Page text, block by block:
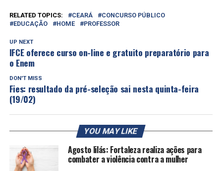
RELATED TOPICS: CEARÁ
CONCURSO PÚBLICO
EDUCAÇÃO
HOME PROFESSOR
UP NEXT
IFCE oferece curso on-line e gratuito preparatório para
o Enem
DON'T MISS
Fies: resultado da pré-seleção sai nesta quinta-feira
(19/02)
YOU MAY LIKE
Agosto lilás: Fortaleza realiza ações para
combater a violência contra a mulher